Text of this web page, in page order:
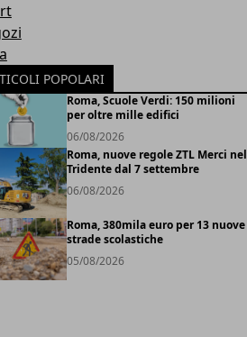
POPOLARI
Roma, Scuole Verdi: 150 milioni
per oltre mille edifici
06/08/2026
Roma, nuove regole ZTL Merci nel
Tridente dal 7 settembre
06/08/2026
Roma, 380mila euro per 13 nuove
strade scolastiche
05/08/2026